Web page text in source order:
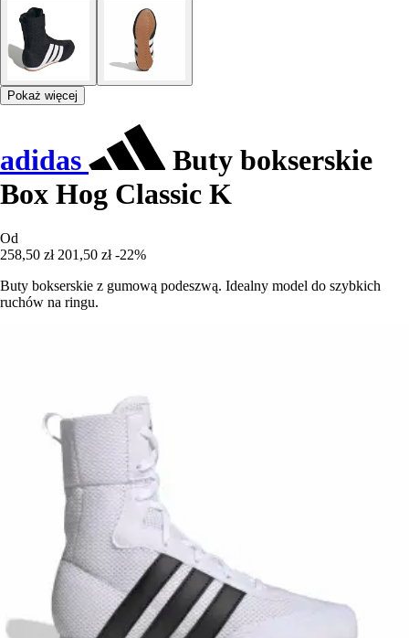
Pokaż więcej
adidas
Buty bokserskie
Box Hog Classic K
Od
258,50 zł 201,50 zł -22%
Buty bokserskie z gumową podeszwą. Idealny model do szybkich
ruchów na ringu.